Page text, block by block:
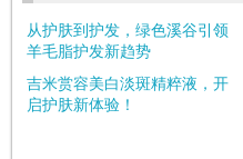
从护肤到护发，绿色溪谷引领
羊毛脂护发新趋势
吉米赏容美白淡斑精粹液，开
启护肤新体验！